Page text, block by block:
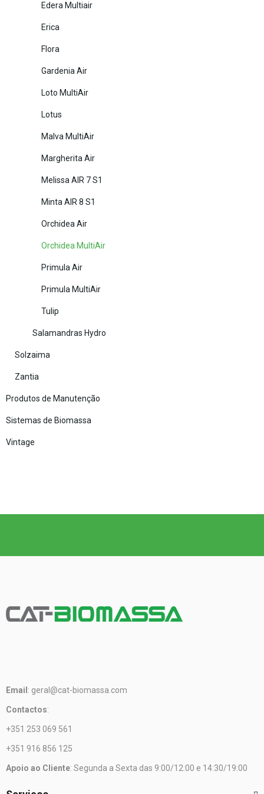
Edera Multiair
Erica
Flora
Gardenia Air
Loto MultiAir
Lotus
Malva MultiAir
Margherita Air
Melissa AIR 7 S1
Minta AIR 8 S1
Orchidea Air
Orchidea MultiAir
Primula Air
Primula MultiAir
Tulip
Salamandras Hydro
Solzaima
Zantia
Produtos de Manutenção
Sistemas de Biomassa
Vintage
Email : geral@cat-biomassa.com
Contactos:
+351 253 069 561
+351 916 856 125
Apoio ao Cliente: Segunda a Sexta das 9:00/12:00 e 14:30/19:00